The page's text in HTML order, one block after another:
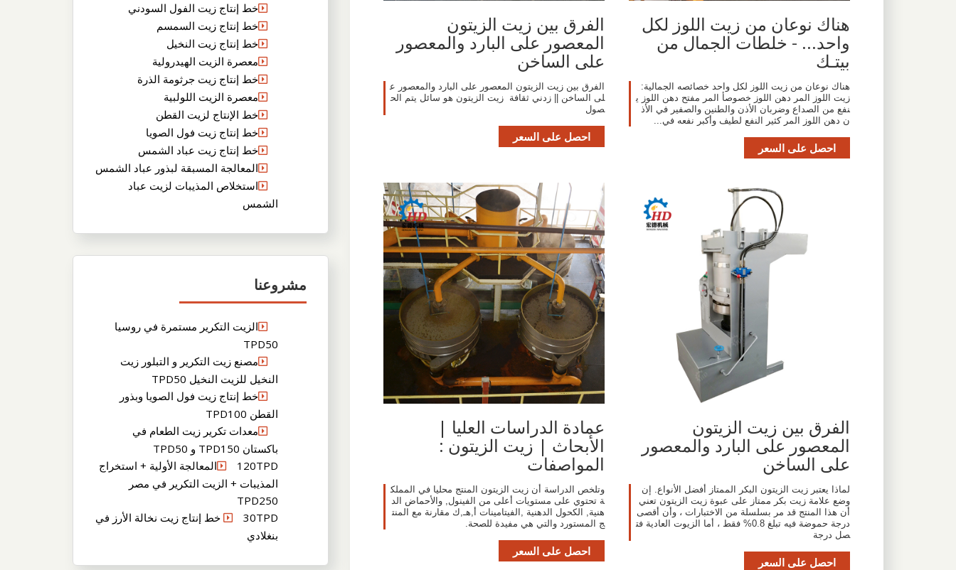
خط إنتاج زيت الفول السودني
خط إنتاج زيت السمسم
خط إنتاج زيت النخيل
معصرة الزيت الهيدرولية
خط إنتاج زيت جرثومة الذرة
معصرة الزيت اللولبية
خط الإنتاج لزيت القطن
خط إنتاج زيت فول الصويا
خط إنتاج زيت عباد الشمس
المعالجة المسبقة لبذور عباد الشمس
استخلاص المذيبات لزيت عباد
الشمس
مشروعنا
الزيت التكرير مستمرة في روسيا
TPD50
مصنع زيت التكرير و التبلور زيت
النخيل للزيت النخيل TPD50
خط إنتاج زيت فول الصويا وبذور
القطن TPD100
معدات تكرير زيت الطعام في
باكستان TPD150 و TPD50
120TPDالمعالجة الأولية + استخراج
المذيبات + الزيت التكرير في مصر
TPD250
30TPD خط إنتاج زيت نخالة الأرز في
بنغلادي
‫هناك نوعان من زيت اللوز لكل
واحد... - خلطات الجمال من
بيتـك
هناك نوعان من زيت اللوز لكل واحد خصائصه الجمالية:
زيت اللوز المر دهن اللوز خصوصأ المر مفتح دهن اللوز ي
نفع من الصداع وضربان الأذن والطنين والصفير في الأذ
ن دهن اللوز المر كثير النفع لطيف وأكبر نفعه في...
احصل على السعر
الفرق بين زيت الزيتون
المعصور على البارد والمعصور
على الساخن
الفرق بين زيت الزيتون المعصور على البارد والمعصور ع
لى الساخن || زدني ثقافة ️ زيت الزيتون هو سائل يتم الح
صول
احصل على السعر
الفرق بين زيت الزيتون
المعصور على البارد والمعصور
على الساخن
لماذا يعتبر زيت الزيتون البكر الممتاز أفضل الأنواع. إن
وضع علامة زيت بكر ممتاز على عبوة زيت الزيتون تعني
أن هذا المنتج قد مر بسلسلة من الاختبارات ، وأن أقصى
درجة حموضة فيه تبلغ 0.8% فقط ، أما الزيوت العادية فت
صل درجة
احصل على السعر
عمادة الدراسات العليا |
الأبحاث | زيت الزيتون :
المواصفات
وتلخص الدراسة أن زيت الزيتون المنتج محليا في المملك
ة تحتوي على مستويات أعلى من الفينول, والأحماض الد
هنية, الكحول الدهنية ,الفيتامينات أ,هـ,ك مقارنة مع المنت
ج المستورد والتي هي مفيدة للصحة.
احصل على السعر